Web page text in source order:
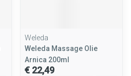
Weleda
Weleda Massage Olie
Arnica 200ml
€ 22,49